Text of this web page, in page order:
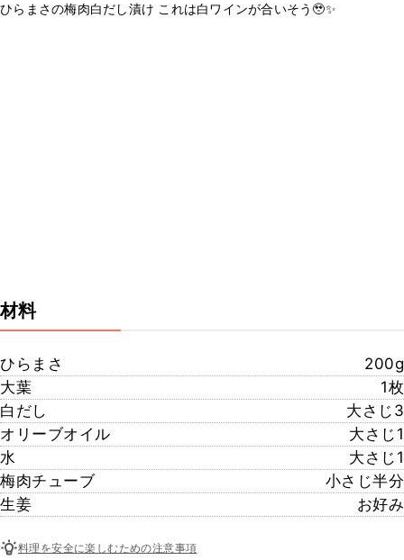
ひらまさの梅肉白だし漬け これは白ワインが合いそう🥹✨
材料
ひらまさ
200g
大葉
1枚
白だし
大さじ3
オリーブオイル
大さじ1
水
大さじ1
梅肉チューブ
小さじ半分
生姜
お好み
料理を安全に楽しむための注意事項